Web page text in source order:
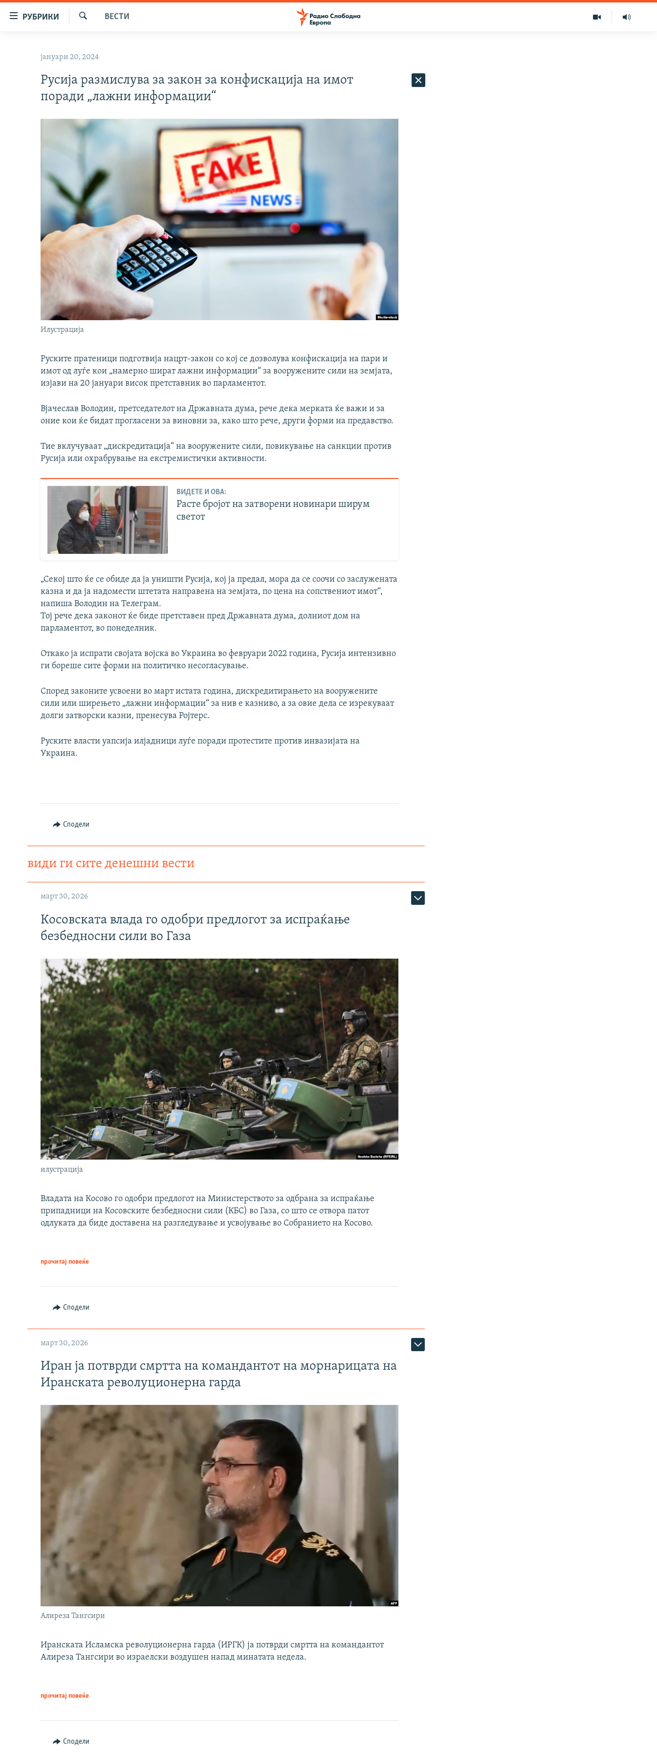
содржината
РУБРИКИ
ВИЗУЕЛНО
ПРИЈАВИ СЕ ЗА ЊУЗЛЕТЕР
ВЕСТИ
јануари 20, 2024
Русија размислува за закон за конфискација на имот
поради „лажни информации“
Илустрација
Руските пратеници подготвија нацрт-закон со кој се дозволува конфискација на пари и
имот од луѓе кои „намерно шират лажни информации“ за вооружените сили на земјата,
изјави на 20 јануари висок претставник во парламентот.
Вјачеслав Володин, претседателот на Државната дума, рече дека мерката ќе важи и за
оние кои ќе бидат прогласени за виновни за, како што рече, други форми на предавство.
Тие вклучуваат „дискредитација“ на вооружените сили, повикување на санкции против
Русија или охрабрување на екстремистички активности.
ВИДЕТЕ И ОВА:
Расте бројот на затворени новинари ширум
светот
„Секој што ќе се обиде да ја уништи Русија, кој ја предал, мора да се соочи со заслужената
казна и да ја надомести штетата направена на земјата, по цена на сопствениот имот“,
напиша Володин на Телеграм.
Тој рече дека законот ќе биде претставен пред Државната дума, долниот дом на
парламентот, во понеделник.
Откако ја испрати својата војска во Украина во февруари 2022 година, Русија интензивно
ги бореше сите форми на политичко несогласување.
Според законите усвоени во март истата година, дискредитирањето на вооружените
сили или ширењето „лажни информации“ за нив е казниво, а за овие дела се изрекуваат
долги затворски казни, пренесува Ројтерс.
Руските власти уапсија илјадници луѓе поради протестите против инвазијата на
Украина.
Сподели
види ги сите денешни вести
март 30, 2026
Косовската влада го одобри предлогот за испраќање
безбедносни сили во Газа
илустрација
Владата на Косово го одобри предлогот на Министерството за одбрана за испраќање
припадници на Косовските безбедносни сили (КБС) во Газа, со што се отвора патот
одлуката да биде доставена на разгледување и усвојување во Собранието на Косово.
прочитај повеќе
Сподели
март 30, 2026
Иран ја потврди смртта на командантот на морнарицата на
Иранската револуционерна гарда
Алиреза Тангсири
Иранската Исламска револуционерна гарда (ИРГК) ја потврди смртта на командантот
Алиреза Тангсири во израелски воздушен напад минатата недела.
прочитај повеќе
Сподели